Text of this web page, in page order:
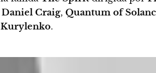
Daniel Craig, Quantum of
Kurylenko.